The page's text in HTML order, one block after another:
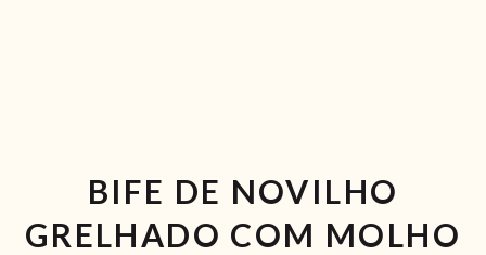
BIFE DE NOVILHO
GRELHADO COM MOLHO